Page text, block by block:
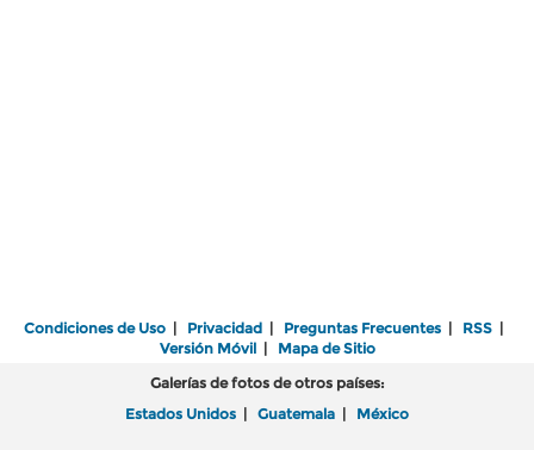
Condiciones de Uso | Privacidad | Preguntas Frecuentes | RSS |
Versión Móvil| Mapa de Sitio
Galerías de fotos de otros países:
Estados Unidos | Guatemala | México